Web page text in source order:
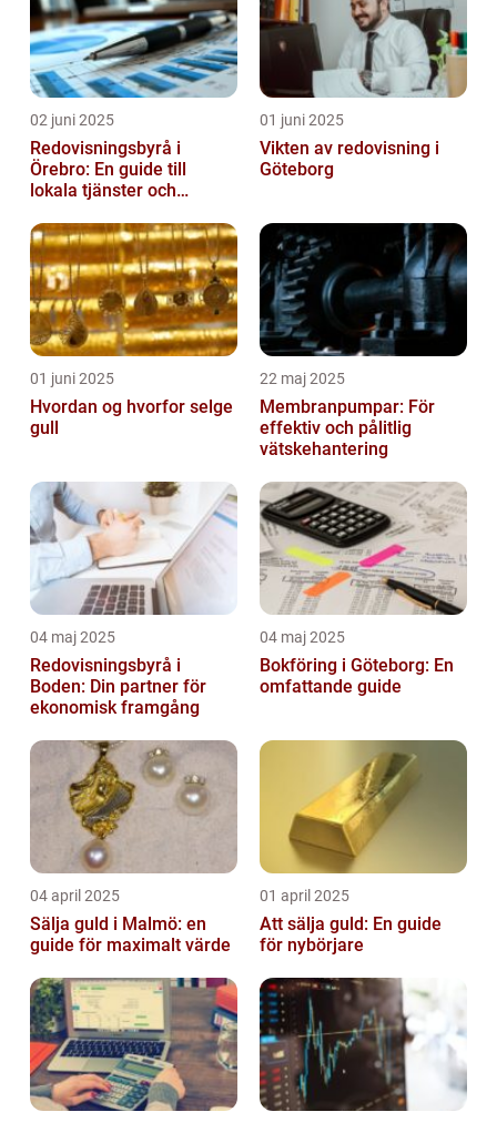
02 juni 2025
Redovisningsbyrå i
Örebro: En guide till
lokala tjänster och
01 juni 2025
Vikten av redovisning i
Göteborg
01 juni 2025
Hvordan og hvorfor selge
gull
22 maj 2025
Membranpumpar: För
effektiv och pålitlig
vätskehantering
04 maj 2025
Redovisningsbyrå i
Boden: Din partner för
ekonomisk framgång
04 maj 2025
Bokföring i Göteborg: En
omfattande guide
04 april 2025
Sälja guld i Malmö: en
guide för maximalt värde
01 april 2025
Att sälja guld: En guide
för nybörjare